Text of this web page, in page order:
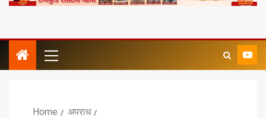
Home
अपराध